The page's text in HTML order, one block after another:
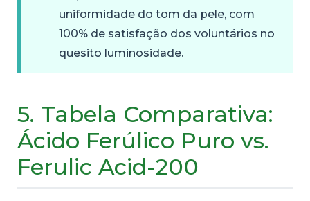
uniformidade do tom da pele, com
100% de satisfação dos voluntários no
quesito luminosidade.
5. Tabela Comparativa:
Ácido Ferúlico Puro vs.
Ferulic Acid-200